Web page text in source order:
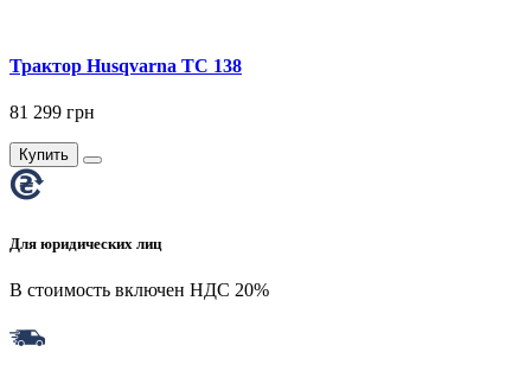
Трактор Husqvarna ТС 138
81 299 грн
Купить
Для юридических лиц
В стоимость включен НДС 20%